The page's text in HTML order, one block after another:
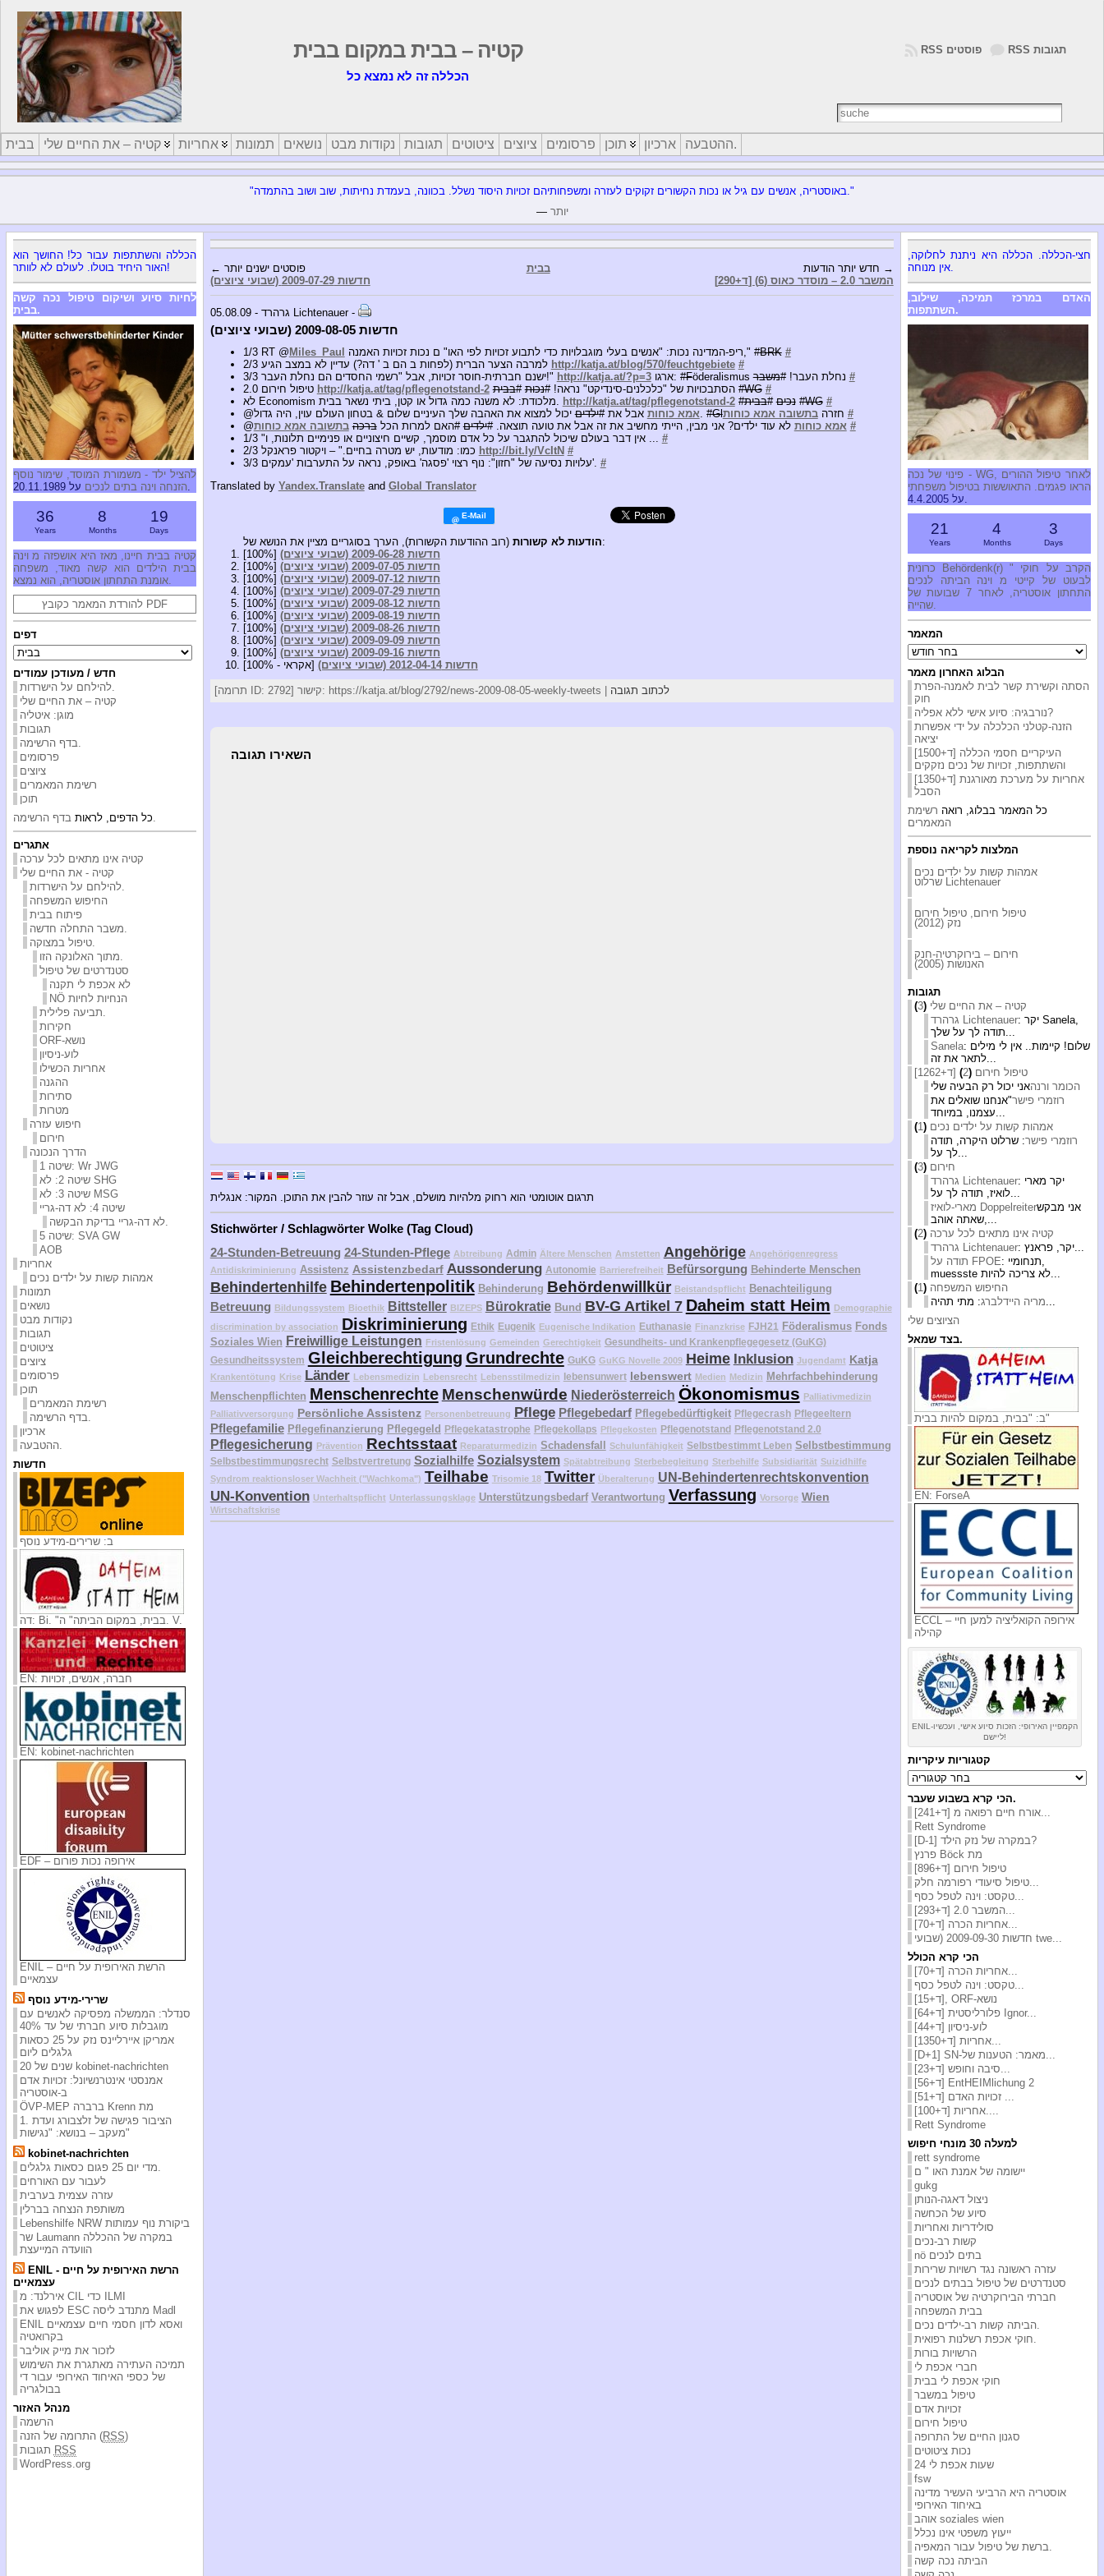
קטיה – בבית במקום בבית
הכללה זה לא נמצא כל
RSS תגובות RSS פוסטים
בבית קטיה – את החיים שלי אחריות תמונות נושאים נקודות מבט תגובות ציטוטים ציוצים פרסומים תוכן ארכיון ההטבעה.
"באוסטריה, אנשים עם גיל או נכות הקשורים זקוקים לעזרה ומשפחותיהם זכויות היסוד נשלל. בכוונה, בעמדת נחיתות, שוב ושוב בהתמדה."
— יותר
הכללה והשתתפות עבור כל! החושך הוא
האור היחיד בוטלו. לעולם לא לוותר!
לחיות סיוע ושיקום טיפול נכה קשה
בבית.
להציל ילד - משמורת המוסד, שימור נוסף
הזנחה וינה בתים לנכיםעל 20.11.1989.
36
Years
8
Months
19
Days
קטיה בבית חיינו, מאז היא אושפזה מ וינה
בבית הילדים הוא קשה מאוד, משפחה
אומנת התחתון אוסטריה, הוא נמצא.
להורדת המאמר כקובץ PDF
דפים
חדש / מעודכן עמודים
להילחם על הישרדות.
קטיה – את החיים שלי
מוגן: איטליה
תגובות
פרסומים
ציוצים
רשימת המאמרים
תוכן
כל הדפים, לראות
אתגרים
קטיה אינו מתאים לכל ערכה
קטיה - את החיים שלי
להילחם על הישרדות.
החיפוש המשפחה
פיתוח בבית
טיפול במצוקה.
סטנדרטים של טיפול
לא אכפת לי תקנה
NÖ הנחיות לחיות
חקירות
ORF-נושא
לוע-ניסיון
אחריות הכשילו
ההגנה
סתירות
מטרות
חיפוש עזרה
חירום
הדרך הנכונה
שיטה 1: Wr JWG
שיטה 2: לא SHG
שיטה 3: לא MSG
שיטה 4: לא דה-גריי
לא דה-גריי בדיקת הבקשה.
שיטה 5: SVA GW
AOB
אחריות
אמהות קשות על ילדים נכים
תמונות
נושאים
נקודות מבט
תגובות
ציטוטים
ציוצים
פרסומים
תוכן
רשימת המאמרים
ארכיון
ההטבעה.
חדשות
ב: שרירים-מידע נוסף
דה: Bi. "בבית, במקום הביתה" ה. V.
EN: חברה, אנשים, זכויות
EN: kobinet-nachrichten
EDF – אירופה נכות פורום
ENIL – הרשת האירופית על חיים
עצמאיים
שרירי-מידע נוסף
סנדלר: הממשלה מפסיקה לאנשים עם
מוגבלות סיוע חברתי של עד 40%
אמריקן איירליינס נזק על 25 כסאות
גלגלים ליום
20 שנים של kobinet-nachrichten
אמנסטי אינטרנשיונל: זכויות אדם
ב-אוסטריה
ÖVP-MEP ברברה Krenn מת
1. הציבור פגישה של זלצבורג ועדת
מעקב – בנושא: "נגישות"
kobinet-nachrichten
לעבור עם האורחים
עזרה עצמית בערבית
משותפת הנצחה בברלין
Lebenshilfe NRW ביקורת נוף עמותות
שר Laumann במקרה של ההכללה
הוועדה המייעצת
ENIL - הרשת האירופית על חיים
עצמאיים
אירלנד: מ CIL כדי ILMI
לפגוש את ESC מתנדב ליסה Madl
ENIL ואסא לדון חסמי חיים עצמאיים
בקרואטיה
לזכור את מייק אוליבר
תמיכה העתירה מאתגרת את השימוש
של כספי האיחוד האירופי עבור די
בבולגריה
מנהל האזור
הרשמה
התרומה של הזנה (RSS)
RSS
WordPress.org
← פוסטים ישנים יותר
חדשות 2009-07-29 (שבועי ציוצים)
בבית
חדש יותר הודעות →
[ד+290] המשבר 2.0 – מוסדר כאוס (6)
05.08.09 - גרהרד Lichtenauer -
חדשות 2009-08-05 (שבועי ציוצים)
1/3 RT @ Miles_Paul ריפ-המדינה נכות: "אנשים בעלי מוגבלויות כדי לתבוע זכויות לפי האו" ם נכות זכויות האמנה," #BRK #
2/3 למרבה הצער הברית (לפחות ב הם ב ' דה?) עדיין לא במצב הגיע http://katja.at/blog/570/feuchtgebiete #
3/3 ישנם חברתית-חוסר זכויות, אבל "רשמי החסדים הם נחלת העבר!" http://katja.at/?p=3 ארגו: #F öderalismus נחלת העבר! #משבר
#
טיפול חירום 2.0 http://katja.at/tag/pflegenotstand-2 הסתבכויות של "כלכלנים-סינדיקט" נראה! #נכות#בבית #WG #
לא Economism מלכודת: לא משנה כמה גדול או קטן, ביתי נשאר בבית. http://katja.at/tag/pflegenotstand-2# נכים#בבית #WG #
@
אמא כוחות אבל את #ילדים יכול למצוא את האהבה שלך העיניים שלום & בטחון העולם עוין, היה גדול. #Gl חזרהבתשובה אמא כוחות
#
@
אמא כוחות לא עוד ילדים? אני מבין, הייתי מחשיב את זה אבל את טועה תוצאה. #ילדים#האם למרות הכלברכה בתשובה אמא כוחות
#
1/3 "אין דבר בעולם שיכול להתגבר על כל אדם מוסמך, קשיים חיצוניים או פנימיים תלונות, ו ... #
http://bit.ly/VcItN #
3/3 עלויות נסיעה של "חזון": נוף רצוי 'פסגה' באופק, נראה על התערבות 'עמקים'. #
Translated by Yandex.Translateand Global Translator
הודעות לא קשורות(רוב ההודעות הקשורות), הערך בסוגריים מציין את הנושא של:
חדשות 2009-06-28 (שבועי ציוצים)
[100%]
חדשות 2009-07-05 (שבועי ציוצים)
[100%]
חדשות 2009-07-12 (שבועי ציוצים)
[100%]
חדשות 2009-07-29 (שבועי ציוצים)
[100%]
חדשות 2009-08-12 (שבועי ציוצים)
[100%]
חדשות 2009-08-19 (שבועי ציוצים)
[100%]
חדשות 2009-08-26 (שבועי ציוצים)
[100%]
חדשות 2009-09-09 (שבועי ציוצים)
[100%]
חדשות 2009-09-16 (שבועי ציוצים)
[100%]
חדשות 2012-04-14 (שבועי ציוצים)
[אקראי - 100%]
[תרומה ID: 2792] קישור: https://katja.at/blog/2792/news-2009-08-05-weekly-tweets | לכתוב תגובה
השאירו תגובה
תרגום אוטומטי הוא רחוק מלהיות מושלם, אבל זה עוזר להבין את התוכן. המקור: אנגלית
Stichwörter / Schlagwörter Wolke (Tag Cloud)
24-Stunden-Betreuung 24-Stunden-Pflege Abtreibung Admin Ältere Menschen Amstetten Angehörige Angehörigenregress
Antidiskriminierung Assistenz Assistenzbedarf Aussonderung Autonomie Barrierefreiheit Befürsorgung Behinderte Menschen
Behindertenhilfe Behindertenpolitik Behinderung Behördenwillkür Beistandspflicht Benachteiligung
Betreuung Bildungssystem Bioethik Bittsteller BIZEPS Bürokratie Bund BV-G Artikel 7 Daheim statt Heim Demographie
discrimination by association Diskriminierung Ethik Eugenik Eugenische Indikation Euthanasie Finanzkrise FJH21 Föderalismus Fonds
Soziales Wien Freiwillige Leistungen Fristenlösung Gemeinden Gerechtigkeit Gesundheits- und Krankenpflegegesetz (GuKG)
Gesundheitssystem Gleichberechtigung Grundrechte GuKG GuKG Novelle 2009 Heime Inklusion Jugendamt Katja
Krankentötung Krise Länder Lebensmedizin Lebensrecht Lebensstilmedizin lebensunwert lebenswert Medien Medizin Mehrfachbehinderung
Menschenpflichten Menschenrechte Menschenwürde Niederösterreich Ökonomismus Palliativmedizin
Palliativversorgung Persönliche Assistenz Personenbetreuung Pflege Pflegebedarf Pflegebedürftigkeit Pflegecrash Pflegeeltern
Pflegefamilie Pflegefinanzierung Pflegegeld Pflegekatastrophe Pflegekollaps Pflegekosten Pflegenotstand Pflegenotstand 2.0
Pflegesicherung Prävention Rechtsstaat Reparaturmedizin Schadensfall Schulunfähigkeit Selbstbestimmt Leben Selbstbestimmung
Selbstbestimmungsrecht Selbstvertretung Sozialhilfe Sozialsystem Spätabtreibung Sterbebegleitung Sterbehilfe Subsidiarität Suizidhilfe
Syndrom reaktionsloser Wachheit ("Wachkoma") Teilhabe Trisomie 18 Twitter Überalterung UN-Behindertenrechtskonvention
UN-Konvention Unterhaltspflicht Unterlassungsklage Unterstützungsbedarf Verantwortung Verfassung Vorsorge Wien
Wirtschaftskrise
חצי-הכללה. הכללה היא ניתנת לחלוקה,
אין מנוחה.
האדם במרכז תמיכה, שילוב,
השתתפות.
פינוי של נכה - WG, לאחר טיפול ההורים
הראו פגמים. התאוששות בטיפול משפחתי
21
Years
4
Months
3
Days
כרונית Behördenk(r) " הקרב על חוקי
לבעוט של קייטי מ וינה הביתה לנכים
התחתון אוסטריה, לאחר 7 שבועות של
שהייה.
המאמר
המאמר
הבלוג האחרון מאמר
הסתה וקשירת קשר לבית לאמנה-הפרת
חוק
נורבגיה: סיוע אישי ללא אפליה?
הזנה-קטלני הכלכלה על ידי אפשרות
יציאה
[ד+1500] העיקריים חסמי הכללה
והשתתפות, זכויות של נכים נזקקים
[ד+1350] אחריות על מערכת מאורגנת
הסבל
כל המאמר בבלוג, רואה רשימת
המאמרים
המלצות לקריאה נוספת
אמהות קשות על ילדים נכים
שרלוט Lichtenauer
טיפול חירום, טיפול חירום
נזק (2012)
חירום – בירוקרטיה-חנק
האנושות (2005)
תגובות
קטיה – את החיים שלי (
3
)
גרהרד Lichtenauer: יקר Sanela,
Sanela: שלום! קיימות.. אין לי מילים
לתאר את זה...
[ד+1262] טיפול חירום (
2
)
הכומר ורנהאני יכול רק הבעיה שלי
רוזמרי פישר"אנחנו שואלים את
אמהות קשות על ילדים נכים (
1
)
רוזמרי פישר: שרלוט היקרה, תודה
לך על...
חירום (
3
)
גרהרד Lichtenauer: יקר מארי
לואיז, תודה לך על...
מארי-לואיז Doppelreiterאני מבקש
שאתה אוהב,...
קטיה אינו מתאים לכל ערכה (
2
)
גרהרד Lichtenauer
: יקר, פראנץ...
תודה על FPOE: תנחומיי,
muessste לא צריכה להיות...
החיפוש המשפחה (
1
)
מריה היידלברג
הציוצים שלי
בצד שמאל.
ב: "בבית, במקום להיות בבית"
EN: ForseA
ECCL – אירופה הקואליציה למען חיי
קהילה
ENIL-הקמפיין האירופי: הזכות סיוע אישי, ועכשיו
ליישם!
קטגוריות עיקריות
קטגוריות
עיקריות
הכי קרא בשבוע שעבר.
[ד+241] אורח חיים רפואה מ...
Rett Syndrome
[D-1] במקרה של נזק הילד?
פרנץ Böck מת
[ד+896] טיפול חירום
טיפול סיעודי רפורמה חלק...
טקסט: וינה לטפל כסף...
[ד+293] המשבר 2.0...
[ד+70] אחריות הכרה...
חדשות 2009-09-30 (שבועי twe...
הכי קרא הכולל
[ד+70] אחריות הכרה...
טקסט: וינה לטפל כסף...
[ד+15], ORF-נושא
[ד+64] פלורליסטית Ignor...
[ד+44] לוע-ניסיון
[ד+1350] אחריות...
[ד+56] EntHEIMlichung 2
[ד+51] זכויות האדם ...
[ד+100] אחריות....
Rett Syndrome
למעלה 30 מונחי חיפוש
rett syndrome
יישומה של אמנת האו " ם
gukg
ניצול דאגה-הנותן
סיוע של הכחשה
סולידריות ואחריות
קשות רב-נכים
nö בתים לנכים
עזרה ראשונה נגד רשויות שרירות
סטנדרטים של טיפול בבתים לנכים
חברתי הבירוקרטיה של אוסטריה
בבית המשפחה
הביתה קשות רב-ילדים נכים.
הרשויות בורות
חברי אכפת לי
חוקי אכפת לי בבית
טיפול במשבר
זכויות אדם
טיפול חירום
סגנון החיים של התרופה
נכות ציטוטים
24 שעות אכפת לי
fsw
אוסטריה היא הרביעי העשיר מדינה
באיחוד האירופי
אוהב soziales wien
ייעוץ משפטי אינו נכלל
הביתה נכה קשה